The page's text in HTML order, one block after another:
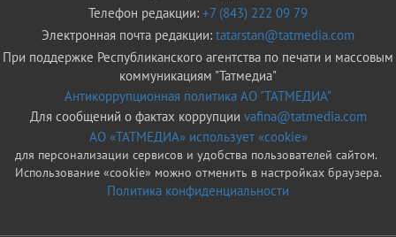
Телефон редакции: +7 (843) 222 09 79
Электронная почта редакции: tatarstan@tatmedia.com
При поддержке Республиканского агентства по печати и массовым
коммуникациям "Татмедиа"
Антикоррупционная политика АО "ТАТМЕДИА"
Для сообщений о фактах коррупции vafina@tatmedia.com
АО «ТАТМЕДИА» использует «cookie»
для персонализации сервисов и удобства пользователей сайтом.
Использование «cookie» можно отменить в настройках браузера.
Политика конфиденциальности